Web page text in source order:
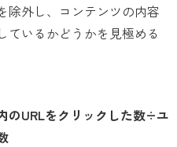
除外し、コンテンツの内容
ているかどうかを見極める
のURLをクリックした数÷ユ